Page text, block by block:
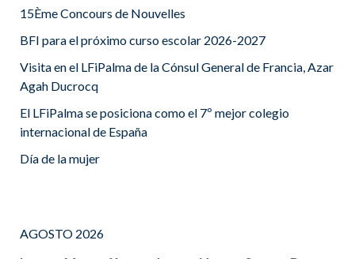
15Ème Concours de Nouvelles
BFI para el próximo curso escolar 2026-2027
Visita en el LFiPalma de la Cónsul General de Francia, Azar
Agah Ducrocq
El LFiPalma se posiciona como el 7º mejor colegio
internacional de España
Día de la mujer
AGOSTO 2026